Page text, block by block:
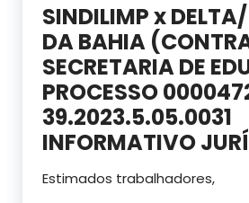
SINDILIMP x
DA BAHIA
SECRETARIA DE
PROCESSO
39.2023.5.05.0031
INFORMATIVO
Estimados trabalhadores,